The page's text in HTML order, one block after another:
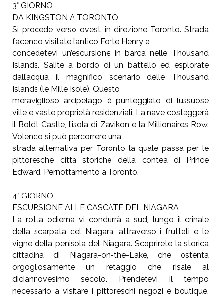
3° GIORNO
DA KINGSTON A TORONTO
Si procede verso ovest in direzione Toronto.Strada
facendo visitate l’antico Forte Henry e
concedetevi un’escursione in barca nelle Thousand
Islands. Salite a bordo di un battello ed esplorate
dall’acqua ilmagnifico scenario delle Thousand
Islands (le Mille Isole). Questo
meraviglioso arcipelago è punteggiato di lussuose
ville e vaste proprietà residenziali. La nave costeggerà
il Boldt Castle, l’isoladi Zavikon e la Millionaire’s Row.
Volendo si può percorrere una
strada alternativa per Toronto la quale passa per le
pittoresche cittàstoriche della contea di Prince
Edward. Pernottamento a Toronto.
4° GIORNO
ESCURSIONE ALLE CASCATE DEL NIAGARA
La rotta odierna vi condurrà a sud, lungo il crinale
della scarpata del Niagara, attraverso i frutteti ele
vigne della penisola del Niagara. Scoprirete lastorica
cittadina di Niagara-on-the-Lake, che ostenta
orgogliosamente un retaggio che risale al
diciannovesimo secolo. Prendetevi il tempo
necessario a visitare i pittoreschi negozi e boutique,